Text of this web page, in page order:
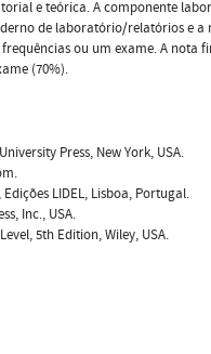
e teórica. A componente
de laboratório/relatórios e a
ou um exame. A nota
(70%).
Press, New York, USA.
LIDEL, Lisboa, Portugal.
Inc., USA.
5th Edition, Wiley, USA.